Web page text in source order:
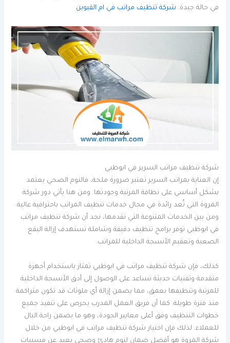
في حالة جيدة. شركة تنظيف مراتب في ام القيوين
شركة تنظيف مراتب السرير في ابوظبي
إن العناية بمراتب السرير تعتبر ضرورة ملحة، فالنوم الصحي يعتمد
بشكل أساسي على نظافة المرتبة وجودتها. ومن هنا يأتي دور شركة
المروة التي تُعد رائدة في مجال خدمات تنظيف المراتب باحترافية عالية.
ومن بين الخدمات المتنوعة التي تقدمها، نجد أن شركة تنظيف مراتب
في ابوظبي توفر برامج تنظيف دقيقة وشاملة تستهدف إزالة البقع
الصعبة وتعقيم الأنسجة الداخلية للمراتب.
كذلك، فإن شركة تنظيف مراتب في ابوظبي تمتاز باستخدام أجهزة
متقدمة وتقنيات حديثة تساعد على الوصول إلى أدق الأنسجة الداخلية
للمرتبة وتنظيفها بعمق، مما يضمن إزالة أي ملوثات قد تكون متراكمة
منذ فترة طويلة. كما أن فريق العمل المدرب يحرص على تنفيذ جميع
خطوات التنظيف وفق أعلى معايير الجودة، وهو ما يضمن راحة البال
للعملاء. لذلك فإن اختيار شركة تنظيف مراتب في ابوظبي من خلال
شركة المروة هو أفضل ضمان لنوم هادئ وصحي بعيد عن مسببات